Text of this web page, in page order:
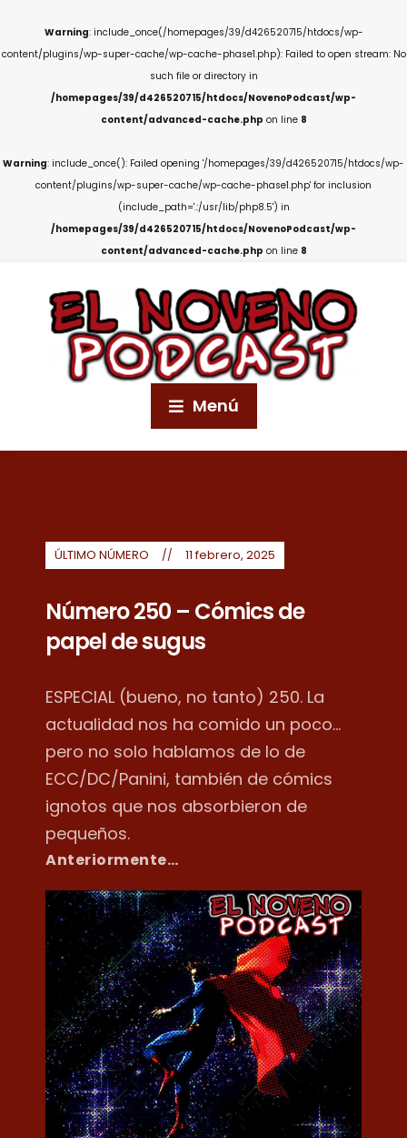
Warning: include_once(/homepages/39/d426520715/htdocs/wp-
content/plugins/wp-super-cache/wp-cache-phase1.php): Failed to open stream: No
such file or directory in
/homepages/39/d426520715/htdocs/NovenoPodcast/wp-
content/advanced-cache.php on line 8
Warning: include_once(): Failed opening '/homepages/39/d426520715/htdocs/wp-
content/plugins/wp-super-cache/wp-cache-phase1.php' for inclusion
(include_path='.:/usr/lib/php8.5') in
/homepages/39/d426520715/htdocs/NovenoPodcast/wp-
content/advanced-cache.php on line 8
Menú
ÚLTIMO NÚMERO 11 febrero, 2025
Número 250 – Cómics de
papel de sugus
ESPECIAL (bueno, no tanto) 250. La
actualidad nos ha comido un poco...
pero no solo hablamos de lo de
ECC/DC/Panini, también de cómics
ignotos que nos absorbieron de
pequeños.
Anteriormente…